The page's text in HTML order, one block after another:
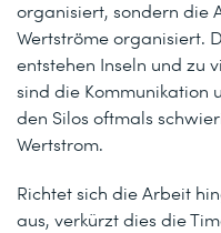
organisiert, sondern die
Wertströme organisiert.
entstehen Inseln und zu
sind die Kommunikation
den Silos oftmals
Wertstrom.
Richtet sich die Arbeit
aus, verkürzt dies die